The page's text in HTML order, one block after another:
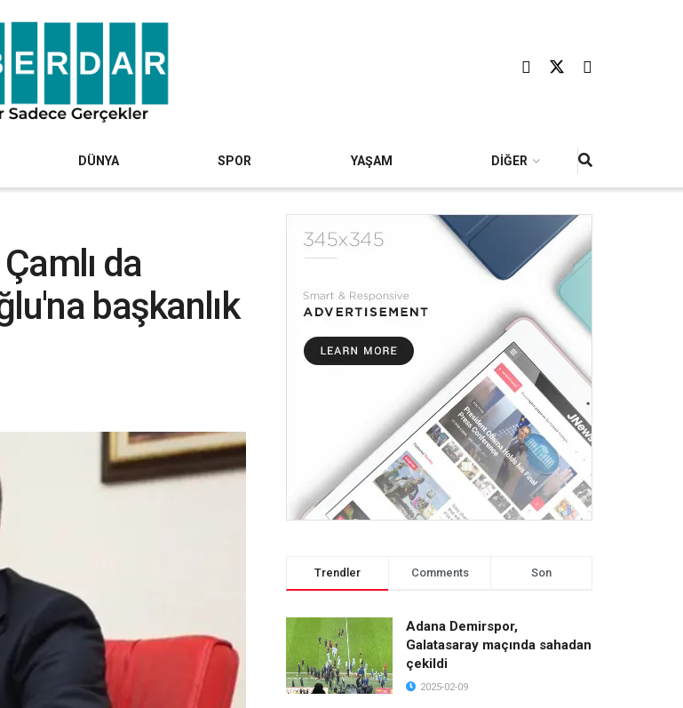
DÜNYA SPOR YAŞAM DİĞER
da
başkanlık
Trendler Comments Son
Adana Demirspor,
Galatasaray maçında sahadan
çekildi
2025-02-09